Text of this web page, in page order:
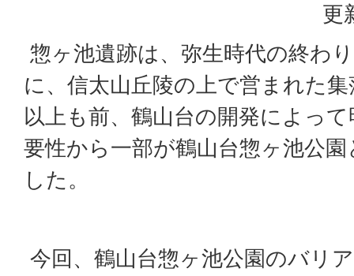
更
惣ヶ池遺跡は、弥生時代の終わ
に、信太山丘陵の上で営まれた
以上も前、鶴山台の開発によっ
要性から一部が鶴山台惣ヶ池公
した。
今回、鶴山台惣ヶ池公園のバリ